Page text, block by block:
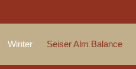
Winter Seiser Alm Balance